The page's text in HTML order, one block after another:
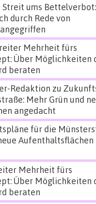
Streit ums Bettelverbot:
durch Rede von
Mehrheit fürs
Über Möglichkeiten
beraten
Redaktion zu
Mehr Grün und
angedacht
für die
Aufenthaltsflächen
Mehrheit fürs
Über Möglichkeiten
beraten